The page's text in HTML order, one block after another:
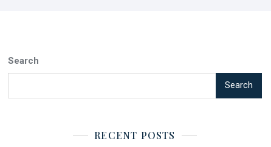
Search
Search
RECENT POSTS